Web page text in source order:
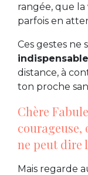
rangée, que
parfois en
Ces gestes ne
distance, à
ton proche
Chère
courageuse,
ne peut dire
Mais regarde